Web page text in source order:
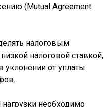
(Mutual Agreement
налоговым
налоговой ставкой,
уклонении от уплаты
необходимо